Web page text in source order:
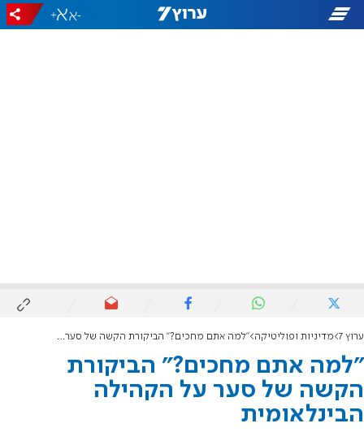
-
+
ערוץ 7 מדיניות ופוליטיקה "למה אתם מחכים?" הביקורת הקשה של סער על הקהילה הבינלאומית
"למה אתם מחכים?" הביקורת
הקשה של סער על הקהילה
הבינלאומית